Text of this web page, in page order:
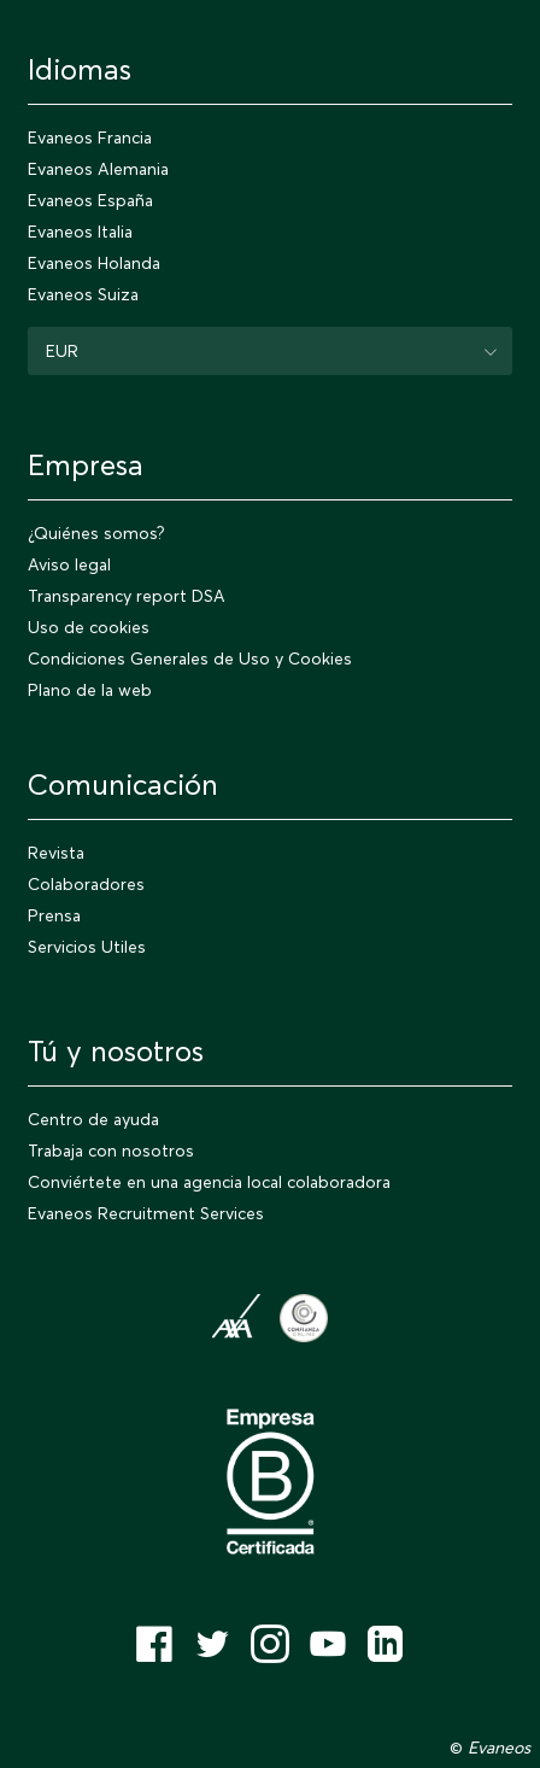
Idiomas
Evaneos Francia
Evaneos Alemania
Evaneos España
Evaneos Italia
Evaneos Holanda
Evaneos Suiza
EUR
Empresa
¿Quiénes somos?
Aviso legal
Transparency report DSA
Uso de cookies
Condiciones Generales de Uso y Cookies
Plano de la web
Comunicación
Revista
Colaboradores
Prensa
Servicios Utiles
Tú y nosotros
Centro de ayuda
Trabaja con nosotros
Conviértete en una agencia local colaboradora
Evaneos Recruitment Services
© Evaneos